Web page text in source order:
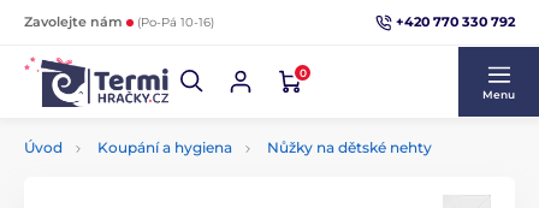
Zavolejte nám (Po-Pá 10-16) +420 770 330 792
0
Menu
Úvod Koupání a hygiena Nůžky na dětské nehty